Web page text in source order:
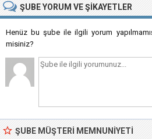
ŞUBEYORUM VE ŞIKAYETLER
Henüz bu şube ile ilgili yorum
misiniz?
ŞUBE MÜŞTERI MEMNUNIYETI